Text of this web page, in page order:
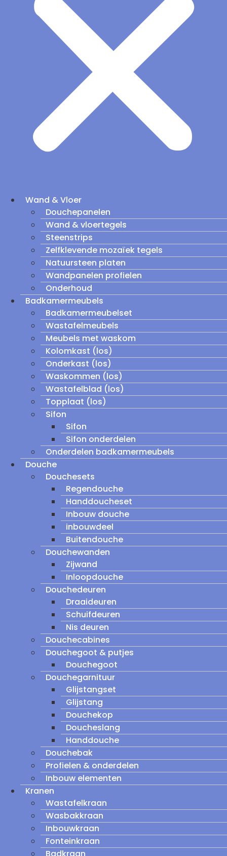
Wand & Vloer
Douchepanelen
Wand & vloertegels
Steenstrips
Zelfklevende mozaïek tegels
Natuursteen platen
Wandpanelen profielen
Onderhoud
Badkamermeubels
Badkamermeubelset
Wastafelmeubels
Meubels met waskom
Kolomkast (los)
Onderkast (los)
Waskommen (los)
Wastafelblad (los)
Topplaat (los)
Sifon
Sifon
Sifon onderdelen
Onderdelen badkamermeubels
Douche
Douchesets
Regendouche
Handdoucheset
Inbouw douche
inbouwdeel
Buitendouche
Douchewanden
Zijwand
Inloopdouche
Douchedeuren
Draaideuren
Schuifdeuren
Nis deuren
Douchecabines
Douchegoot & putjes
Douchegoot
Douchegarnituur
Glijstangset
Glijstang
Douchekop
Doucheslang
Handdouche
Douchebak
Profielen & onderdelen
Inbouw elementen
Kranen
Wastafelkraan
Wasbakkraan
Inbouwkraan
Fonteinkraan
Badkraan